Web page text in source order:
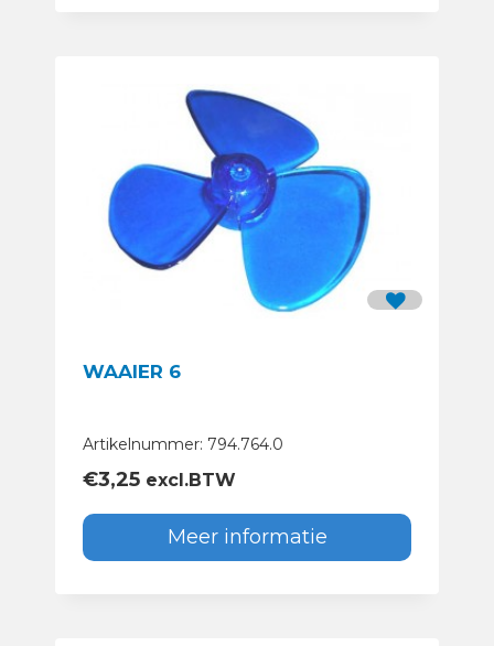
WAAIER 6
Artikelnummer: 794.764.0
€3,25 excl.BTW
Meer informatie